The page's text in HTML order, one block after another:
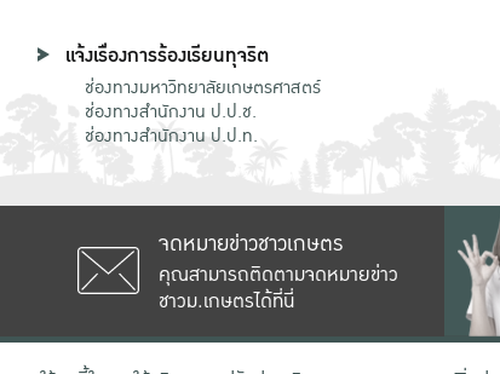
แจ้งเรื่องการร้องเรียนทุจริต
ช่องทางมหาวิทยาลัยเกษตรศาสตร์
ช่องทางสำนักงาน ป.ป.ช.
ช่องทางสำนักงาน ป.ป.ท.
จดหมายข่าวชาวเกษตร
คุณสามารถติดตามจดหมายข่าว
ชาวม.เกษตรได้ที่นี่